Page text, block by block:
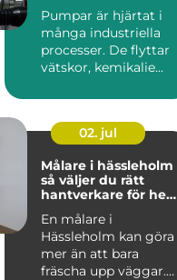
Pumpar är hjärtat i
många industriella
processer. De flyttar
vätskor, kemikalie...
02. jul
Målare i hässleholm
så väljer du rätt
hantverkare för hem
En målare i
Hässleholm kan göra
mer än att bara
fräscha upp väggar.